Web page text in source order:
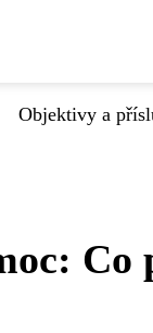
Objektivy a
Co